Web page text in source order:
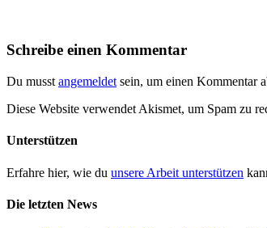
Schreibe einen Kommentar
Du musst angemeldet sein, um einen Kommentar
Diese Website verwendet Akismet, um Spam zu
Unterstützen
Erfahre hier, wie du unsere Arbeit unterstützen
Die letzten News